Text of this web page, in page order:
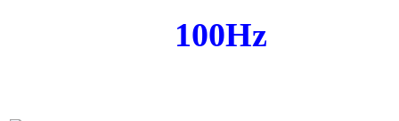
100Hz